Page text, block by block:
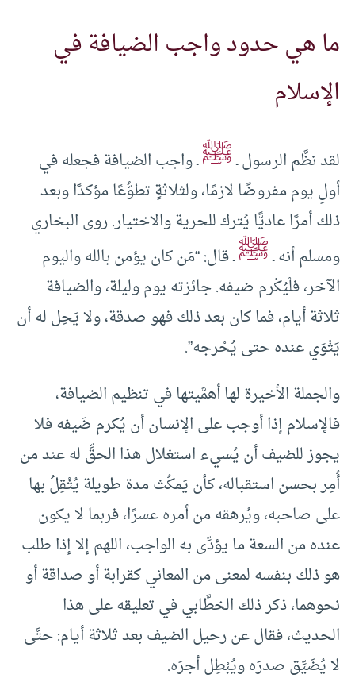
ما هي حدود واجب الضيافة في
الإسلام
لقد نظَّم الرسول ـﷺـ واجب الضيافة فجعله في
أولِ يوم مفروضًا لازمًا، ولثلاثةٍ تطوُّعًا مؤكدًا وبعد
ذلك أمرًا عاديًّا يُترك للحرية والاختيار. روى البخاري
ومسلم أنه ـﷺـ قال: “مَن كان يؤمن بالله واليوم
الآخر، فلْيُكْرم ضيفه. جائزته يوم وليلة، والضيافة
ثلاثة أيام، فما كان بعد ذلك فهو صدقة، ولا يَحِل له أن
يَثْوَي عنده حتى يُحْرجه”.
والجملة الأخيرة لها أهمَّيتها في تنظيم الضيافة،
فالإسلام إذا أوجب على الإنسان أن يُكرم ضَيفه فلا
يجوز للضيف أن يُسيء استغلال هذا الحقِّ له عند من
أُمِر بحسن استقباله، كأن يَمكُث مدة طويلة يُثْقِلُ بها
على صاحبه، ويُرهقه من أمره عسرًا، فربما لا يكون
عنده من السعة ما يؤدِّى به الواجب، اللهم إلا إذا طلب
هو ذلك بنفسه لمعنى من المعاني كقرابة أو صداقة أو
نحوهما، ذكر ذلك الخطَّابي في تعليقه على هذا
الحديث، فقال عن رحيل الضيف بعد ثلاثة أيام: حتَّى
لا يُضَيِّق صدرَه ويُبْطِل أجرَه.